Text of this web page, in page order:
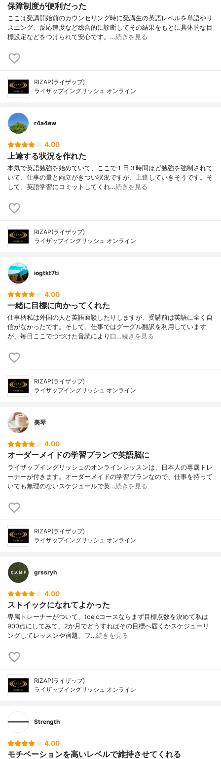
保障制度が便利だった
ここは受講開始前のカウンセリング時に受講生の英語レベルを単語やリ
スニング、反応速度など総合的に診断してその結果をもとに具体的な目
標設定などをつけられて安心です。…続きを見る
RIZAP(ライザップ)
ライザップイングリッシュ オンライン
r4a4ew
4.00
上達する状況を作れた
本気で英語勉強を始めていて、ここで１日３時間ほど勉強を強制されて
いて、仕事の量と両立がきつい状況ですが、上達していきそうです。そ
して、英語学習にコミットしてくれ…続きを見る
RIZAP(ライザップ)
ライザップイングリッシュ オンライン
iogtkt7ti
4.00
一緒に目標に向かってくれた
仕事柄私は外国の人と英語面談したりしますが、受講前は英語に全く自
信がなかったです。そして、仕事ではグーグル翻訳を利用しています
が、毎日ここでつづけた音読により口…続きを見る
RIZAP(ライザップ)
ライザップイングリッシュ オンライン
美琴
4.00
オーダーメイドの学習プランで英語脳に
ライザップイングリッシュのオンラインレッスンは、日本人の専属トレ
ーナーが付きます。オーダーメイドの学習プランなので、仕事を持って
いても無理のないスケジュールで英…続きを見る
RIZAP(ライザップ)
ライザップイングリッシュ オンライン
grssryh
4.00
ストイックになれてよかった
専属トレーナーがついて、toeicコースならまず目標点数を決めて私は
900点にしてみて、2か月でどうすればその目標へ届くかスケジューリ
ングしてレッスンや宿題、フ…続きを見る
RIZAP(ライザップ)
ライザップイングリッシュ オンライン
Strength
4.00
モチベーションを高いレベルで維持させてくれる